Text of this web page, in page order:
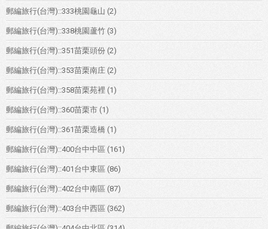
郵編旅行(台灣)::333桃園龜山 (2)
郵編旅行(台灣)::338桃園蘆竹 (3)
郵編旅行(台灣)::351苗栗頭份 (2)
郵編旅行(台灣)::353苗栗南庄 (2)
郵編旅行(台灣)::358苗栗苑裡 (1)
郵編旅行(台灣)::360苗栗市 (1)
郵編旅行(台灣)::361苗栗造橋 (1)
郵編旅行(台灣)::400台中中區 (161)
郵編旅行(台灣)::401台中東區 (86)
郵編旅行(台灣)::402台中南區 (87)
郵編旅行(台灣)::403台中西區 (362)